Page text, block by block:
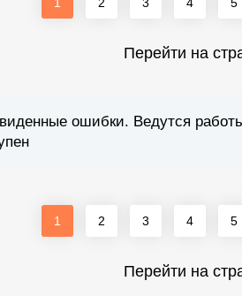
Перейти на
ошибки. Ведутся
1 2 3 4 5
Перейти на